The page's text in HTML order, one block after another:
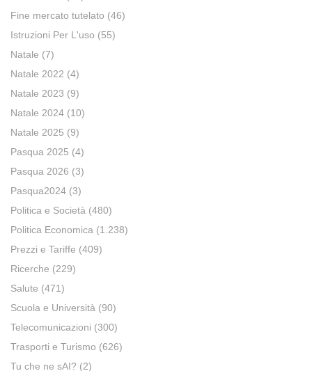
Fine mercato tutelato (46)
Istruzioni Per L'uso (55)
Natale (7)
Natale 2022 (4)
Natale 2023 (9)
Natale 2024 (10)
Natale 2025 (9)
Pasqua 2025 (4)
Pasqua 2026 (3)
Pasqua2024 (3)
Politica e Società (480)
Politica Economica (1.238)
Prezzi e Tariffe (409)
Ricerche (229)
Salute (471)
Scuola e Università (90)
Telecomunicazioni (300)
Trasporti e Turismo (626)
Tu che ne sAI? (2)